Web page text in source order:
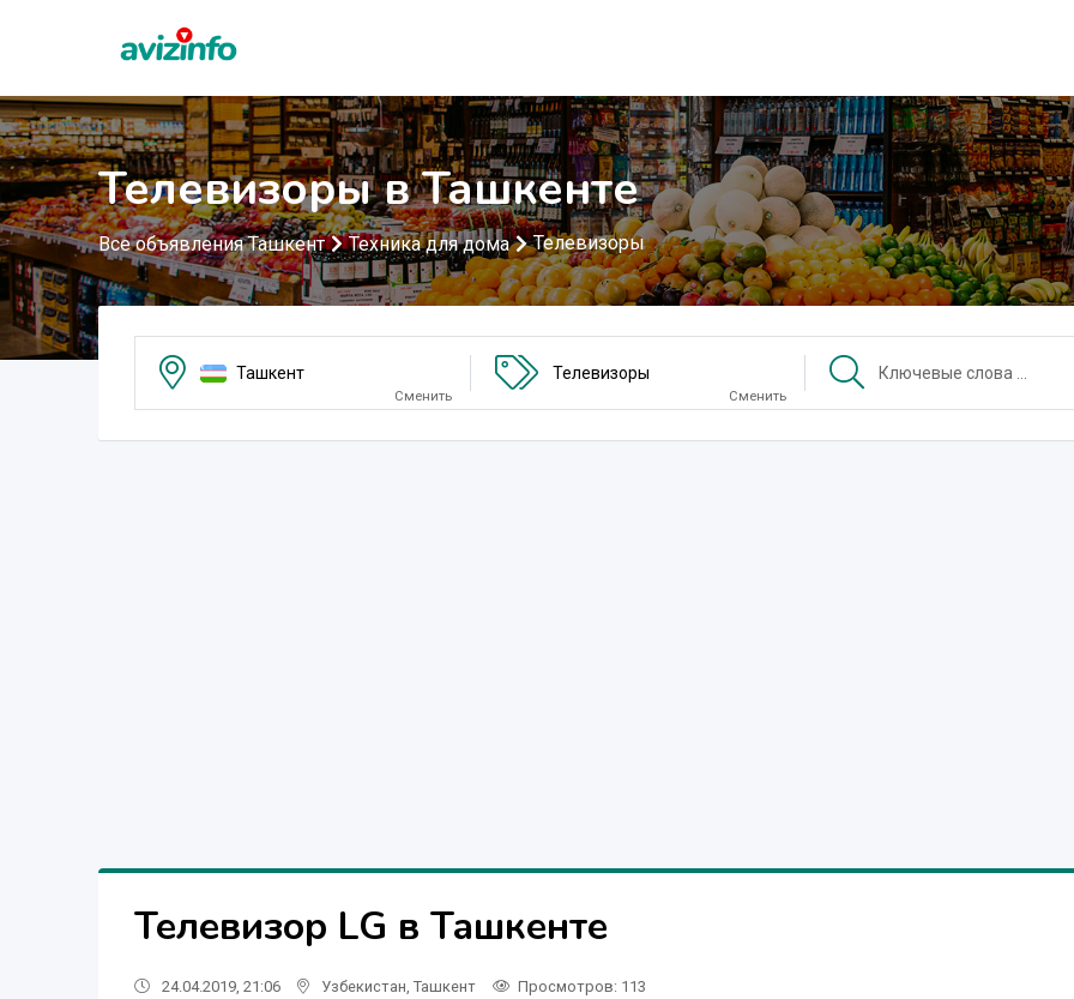
Телевизоры в Ташкенте
Все объявления Ташкент Техника для дома Телевизоры
Ташкент
Сменить
Телевизоры
Сменить
Телевизор LG в Ташкенте
24.04.2019, 21:06 Узбекистан Ташкент Просмотров: 113